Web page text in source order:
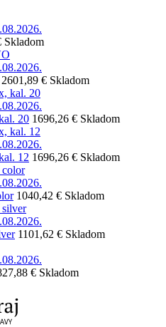
Skladom
2601,89 € Skladom
20 1696,26 € Skladom
12 1696,26 € Skladom
1040,42 € Skladom
1101,62 € Skladom
€ Skladom